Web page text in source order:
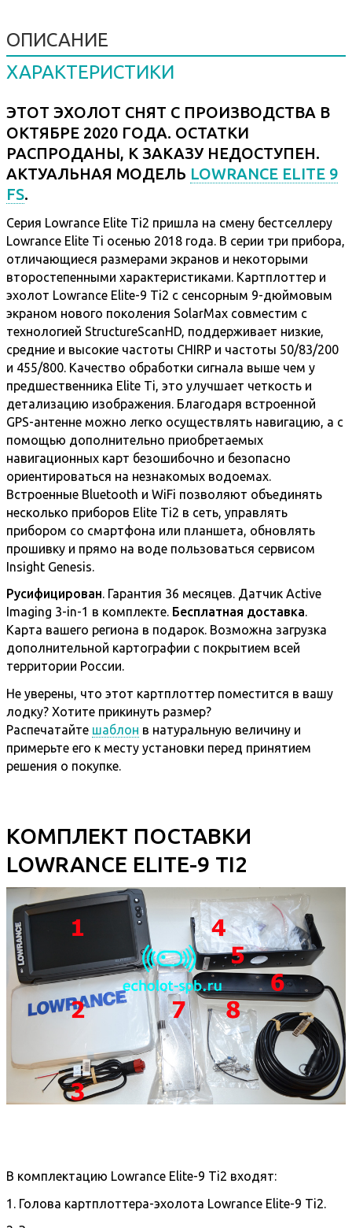
ОПИСАНИЕ
ХАРАКТЕРИСТИКИ
ЭТОТ ЭХОЛОТ СНЯТ С ПРОИЗВОДСТВА В
ОКТЯБРЕ 2020 ГОДА. ОСТАТКИ
РАСПРОДАНЫ, К ЗАКАЗУ НЕДОСТУПЕН.
АКТУАЛЬНАЯ МОДЕЛЬ LOWRANCE ELITE 9
FS.
Серия Lowrance Elite Ti2 пришла на смену бестселлеру
Lowrance Elite Ti осенью 2018 года. В серии три прибора,
отличающиеся размерами экранов и некоторыми
второстепенными характеристиками. Картплоттер и
эхолот Lowrance Elite-9 Ti2 с сенсорным 9-дюймовым
экраном нового поколения SolarMax совместим с
технологией StructureScanHD, поддерживает низкие,
средние и высокие частоты CHIRP и частоты 50/83/200
и 455/800. Качество обработки сигнала выше чем у
предшественника Elite Ti, это улучшает четкость и
детализацию изображения. Благодаря встроенной
GPS-антенне можно легко осуществлять навигацию, а с
помощью дополнительно приобретаемых
навигационных карт безошибочно и безопасно
ориентироваться на незнакомых водоемах.
Встроенные Bluetooth и WiFi позволяют объединять
несколько приборов Elite Ti2 в сеть, управлять
прибором со смартфона или планшета, обновлять
прошивку и прямо на воде пользоваться сервисом
Insight Genesis.
Русифицирован. Гарантия 36 месяцев. Датчик Active
Imaging 3-in-1 в комплекте. Бесплатная доставка.
Карта вашего региона в подарок. Возможна загрузка
дополнительной картографии с покрытием всей
территории России.
Не уверены, что этот картплоттер поместится в вашу
лодку? Хотите прикинуть размер?
Распечатайте шаблон в натуральную величину и
примерьте его к месту установки перед принятием
решения о покупке.
КОМПЛЕКТ ПОСТАВКИ
LOWRANCE ELITE-9 TI2
В комплектацию Lowrance Elite-9 Ti2 входят:
1. Голова картплоттера-эхолота Lowrance Elite-9 Ti2.